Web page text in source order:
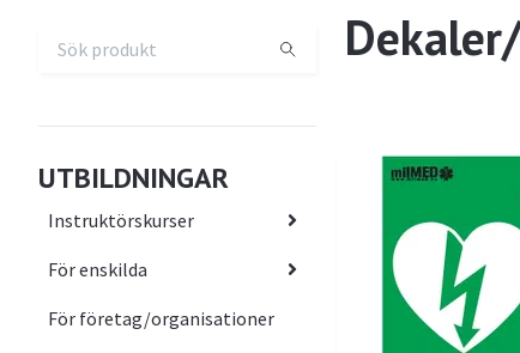
UTBILDNINGAR
Instruktörskurser
För enskilda
För företag/organisationer